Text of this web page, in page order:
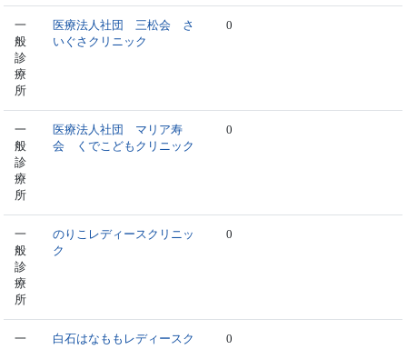
一
般
診
療
所
医療法人社団 三松会 さ
いぐさクリニック
0
一
般
診
療
所
医療法人社団 マリア寿
会 くでこどもクリニック
0
一
般
診
療
所
のりこレディースクリニッ
ク
0
一
白石はなももレディースク
0